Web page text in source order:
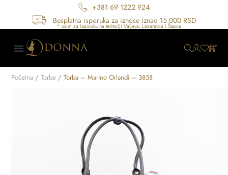
+381 69 1222 924
Besplatna isporuka za iznose iznad 15.000 RSD
Početna /Torbe / Torba – Marino Orlandi – 3858